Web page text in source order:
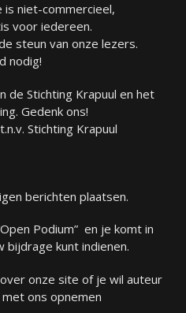
is niet-commercieel,
voor iedereen.
steun van onze lezers.
nodig!
de Stichting Krapuul en het
Gedenk ons!
Stichting Krapuul
berichten plaatsen.
Podium” en je komt in
bijdrage kunt indienen.
onze site of je wil auteur
met ons opnemen